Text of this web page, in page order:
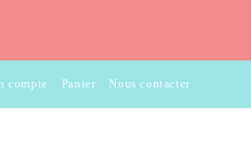
compte Panier Nous contacter